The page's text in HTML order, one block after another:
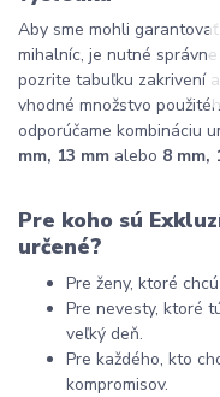
Aby sme mohli
mihalníc, je nutné
pozrite tabuľku zakrivení
vhodné množstvo
odporúčame kombináciu
mm, 13 mm alebo 8 mm,
Pre koho sú
určené?
Pre ženy, ktoré
Pre nevesty, ktoré
veľký deň.
Pre každého, kto
kompromisov.